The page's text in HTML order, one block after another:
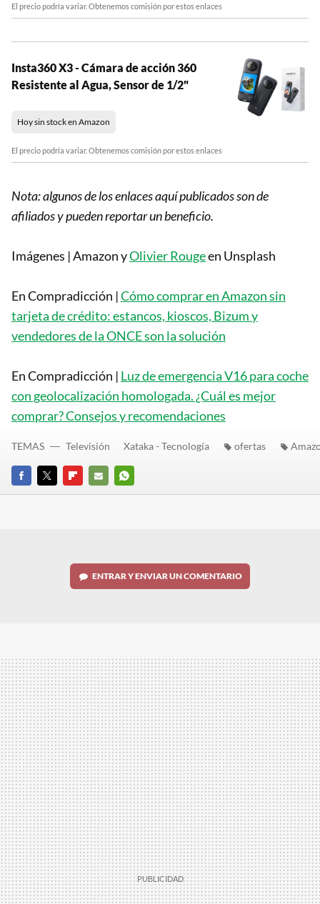
El precio podría variar. Obtenemos comisión por estos enlaces
Insta360 X3 - Cámara de acción 360
Resistente al Agua, Sensor de 1/2"
Hoy sin stock en Amazon
El precio podría variar. Obtenemos comisión por estos enlaces
Nota: algunos de los enlaces aquí publicados son de
afiliados y pueden reportar un beneficio.
Imágenes | Amazon yOlivier Rougeen Unsplash
En Compradicción |Cómo comprar en Amazon sin
tarjeta de crédito: estancos, kioscos, Bizum y
vendedores de la ONCE son la solución
En Compradicción | Luz de emergencia V16 para coche
con geolocalización homologada. ¿Cuál es mejor
comprar? Consejos y recomendaciones
FACEBOOK
TWITTERFLIPBOARD
E-
WHATSAPP
TEMAS Televisión Xataka - Tecnología ofertas
ENTRAR Y ENVIAR UN COMENTARIO